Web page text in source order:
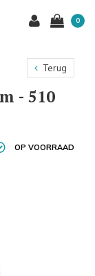
0
Terug
- 510
OP VOORRAAD